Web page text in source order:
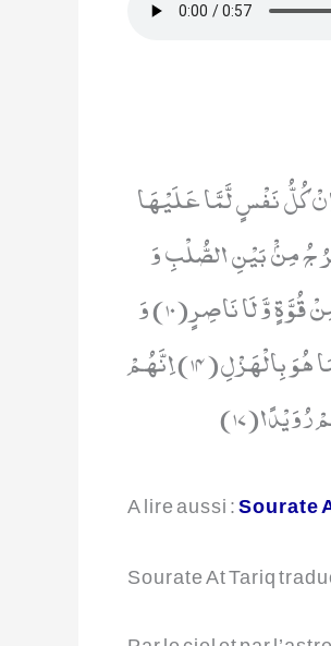
وَ مَاۤ اَدْرٰىكَ مَا الطَّارِقُ(2) النَّجْمُ الثَّاقِبُ(3) اِنْ كُلُّ نَفْسٍ لَّمَّا عَلَیْهَا
مِمَّ خُلِقَ(5) خُلِقَ مِنْ مَّآءٍ دَافِقٍ(6) یَّخْرُ جُ مِنْۢ بَیْنِ الصُّلْبِ وَ
التَّرَآىٕبِ(7) اِنَّهٗ عَلٰى رَجْعِهٖ لَقَادِرٌ(8) یَوْمَ تُبْلَى السَّرَآىٕرُ(9) فَمَا لَهٗ مِنْ قُوَّةٍ وَّ لَا نَاصِرٍ(10) وَ
السَّمَآءِ ذَاتِ الرَّجْعِ(11) وَ الْاَرْضِ ذَاتِ الصَّدْعِ(12) اِنَّهٗ لَقَوْلٌ فَصْلٌ(13) وَّ مَا هُوَ بِالْهَزْلِ(14) اِنَّهُمْ
A lire aussi :Sourate
Sourate At Tariq